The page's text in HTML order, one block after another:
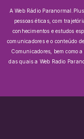
A Web Rádio
pessoas éticas, com
conhecimentos e estudos
comunicadores e o conteúdo
Comunicadores, bem como
das quais a Web Radio